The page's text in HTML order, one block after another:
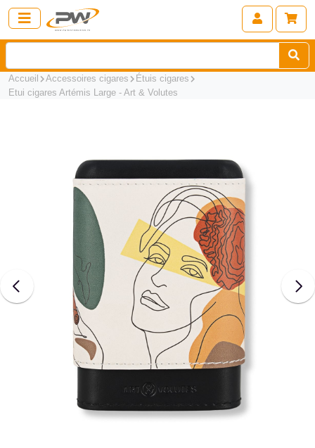
Accueil Accessoires cigares
Étuis cigares
Etui cigares Artémis Large - Art & Volutes